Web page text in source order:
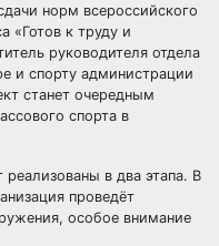
норм всероссийского
«Готов к труду и
руководителя отдела
и спорту администрации
станет очередным
спорта в
в два этапа. В
проведёт
особое внимание